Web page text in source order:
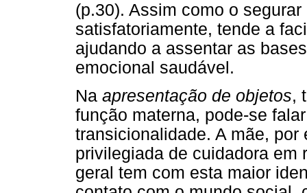
(p.30). Assim como o
satisfatoriamente, tende a
ajudando a assentar as
emocional saudável.
Na apresentação de objetos,
função materna, pode-se
transicionalidade. A mãe,
privilegiada de cuidadora em
geral tem com esta maior